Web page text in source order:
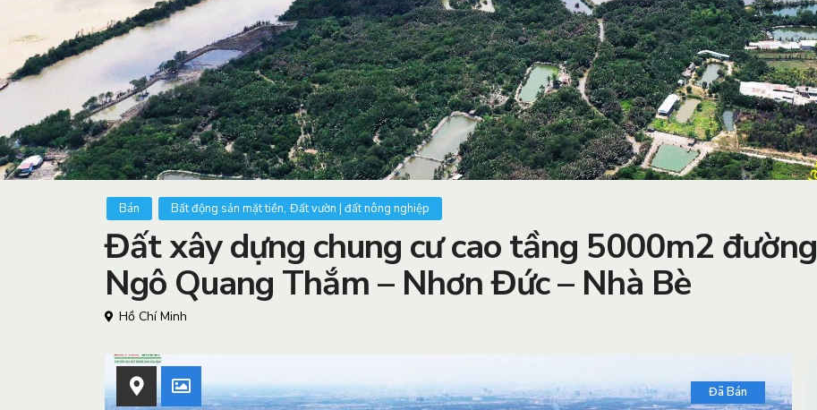
Bán Bất động sản mặt tiền, Đất vườn | đất nông nghiệp
Đất xây dựng chung cư cao tầng 5000m2 đường
Ngô Quang Thắm – Nhơn Đức – Nhà Bè
Hồ Chí Minh
Đã Bán